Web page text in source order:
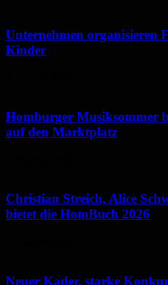
Unternehmen organisieren
Kinder
Homburger Musiksommer
auf den Marktplatz
Christian Streich, Alice
bietet die HomBuch 2026
Neuer Kader, starke